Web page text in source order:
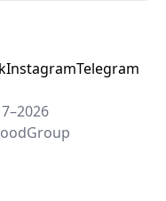
InstagramTelegram